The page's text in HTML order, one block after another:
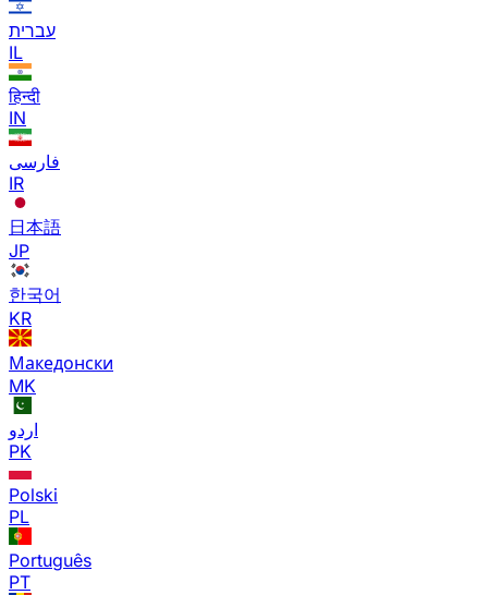
עברית
IL
हिन्दी
IN
فارسی
IR
日本語
JP
한국어
KR
Македонски
MK
اردو
PK
Polski
PL
Português
PT